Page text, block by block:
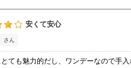
安くて安心
さん
ても魅力的だし、ワンデーなので手